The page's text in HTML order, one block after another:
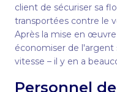
client de sécuriser sa
transportées contre le
Après la mise en
économiser de l'argent
vitesse – il y en a
Personnel